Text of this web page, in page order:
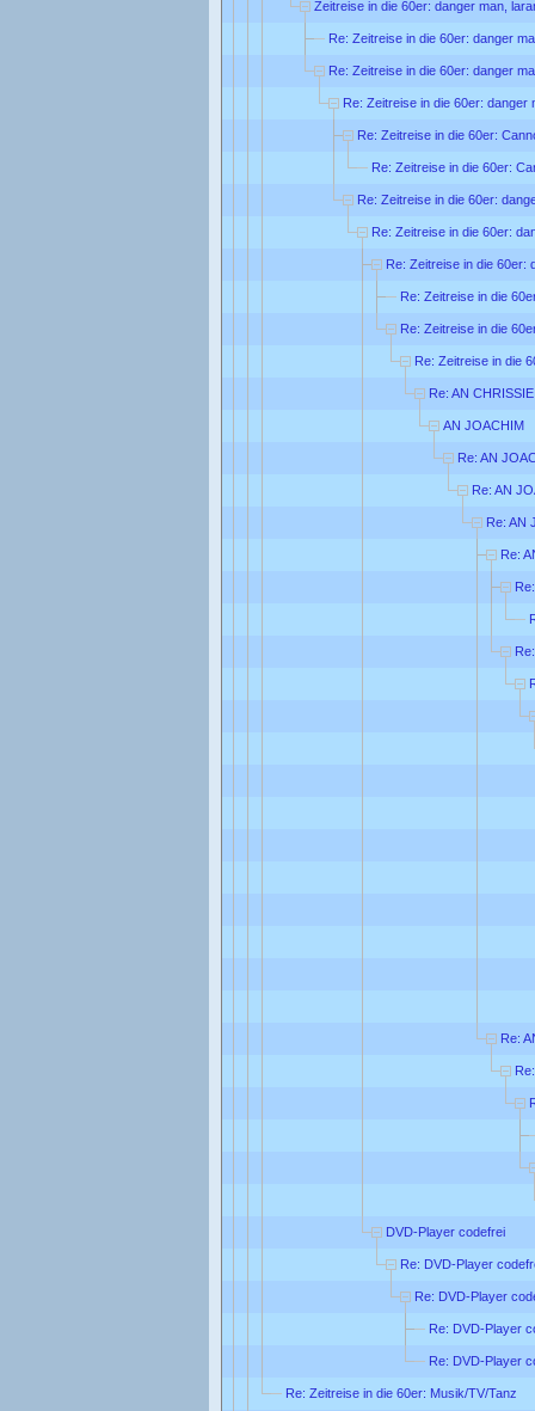
Zeitreise in die 60er: danger man,
Re: Zeitreise in die 60er: danger
Re: Zeitreise in die 60er: danger
Re: Zeitreise in die 60er: danger
Re: Zeitreise in die 60er:
Re: Zeitreise in die 60er:
Re: Zeitreise in die 60er:
Re: Zeitreise in die 60er:
Re: Zeitreise in die 60er:
Re: Zeitreise in die
Re: Zeitreise in die
Re: Zeitreise in die
Re: AN CHRISSIE
AN JOACHIM
Re: AN
Re: AN
Re: AN
Re:
Re:
DVD-Player codefrei
Re: DVD-Player
Re: DVD-Player
Re: DVD-Player
Re: DVD-Player
Re: Zeitreise in die 60er: Musik/TV/Tanz